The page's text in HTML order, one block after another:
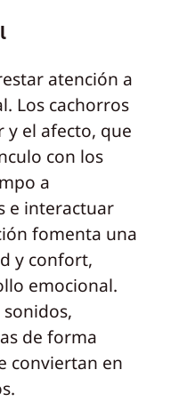
atención a
Los cachorros
y el afecto, que
con los
a
e interactuar
fomenta una
y confort,
emocional.
de forma
conviertan en